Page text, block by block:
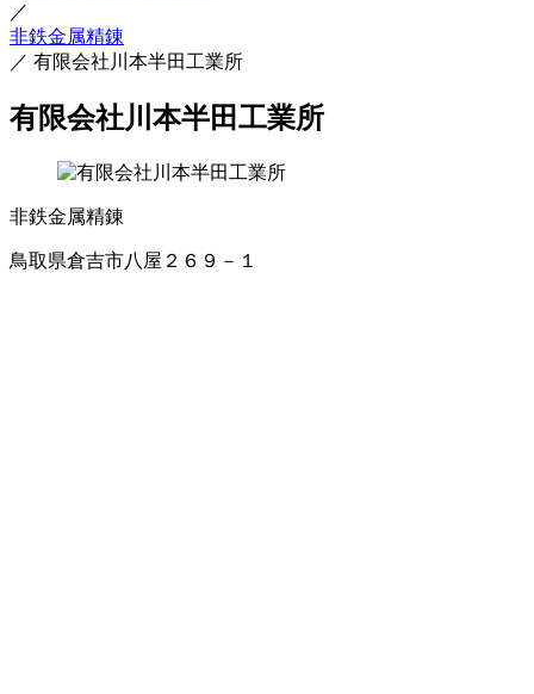
／
非鉄金属精錬
／ 有限会社川本半田工業所
有限会社川本半田工業所
非鉄金属精錬
鳥取県倉吉市八屋２６９－１